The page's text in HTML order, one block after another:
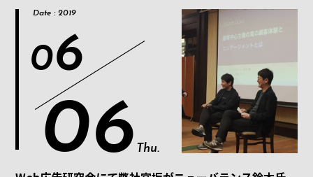
Date : 2019
06
06 Thu.